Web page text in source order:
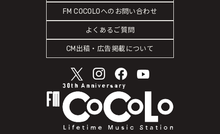
災害情報共有パートナーシップ
人権尊重・コンプライアンスに関する調査の結果について
FM COCOLOへのお問い合わせ
よくあるご質問
CM出稿・広告掲載について